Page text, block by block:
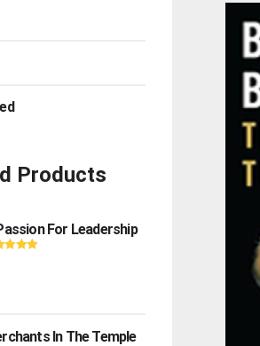
Products
For Leadership
In The Temple